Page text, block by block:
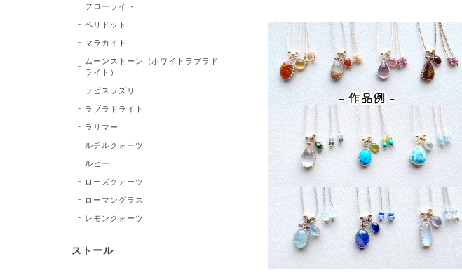
フローライト
ペリドット
マラカイト
ムーンストーン（ホワイトラブラド
ライト）
ラピスラズリ
ラブラドライト
ラリマー
ルチルクォーツ
ルビー
ローズクォーツ
ローマングラス
レモンクォーツ
ストール